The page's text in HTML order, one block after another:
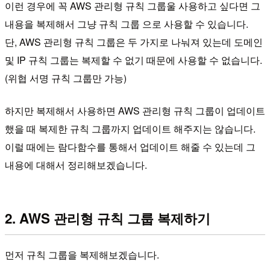
이런 경우에 꼭 AWS 관리형 규칙 그룹울 사용하고 싶다면 그
내용을 복제해서 그냥 규칙 그룹 으로 사용할 수 있습니다.
단, AWS 관리형 규칙 그룹은 두 가지로 나눠져 있는데 도메인
및 IP 규칙 그룹는 복제할 수 없기 때문에 사용할 수 없습니다.
(위협 서명 규칙 그룹만 가능)
하지만 복제해서 사용하면 AWS 관리형 규칙 그룹이 업데이트
했을 때 복제한 규칙 그룹까지 업데이트 해주지는 않습니다.
이럴 때에는 람다함수를 통해서 업데이트 해줄 수 있는데 그
내용에 대해서 정리해보겠습니다.
2. AWS 관리형 규칙 그룹 복제하기
먼저 규칙 그룹을 복제해보겠습니다.